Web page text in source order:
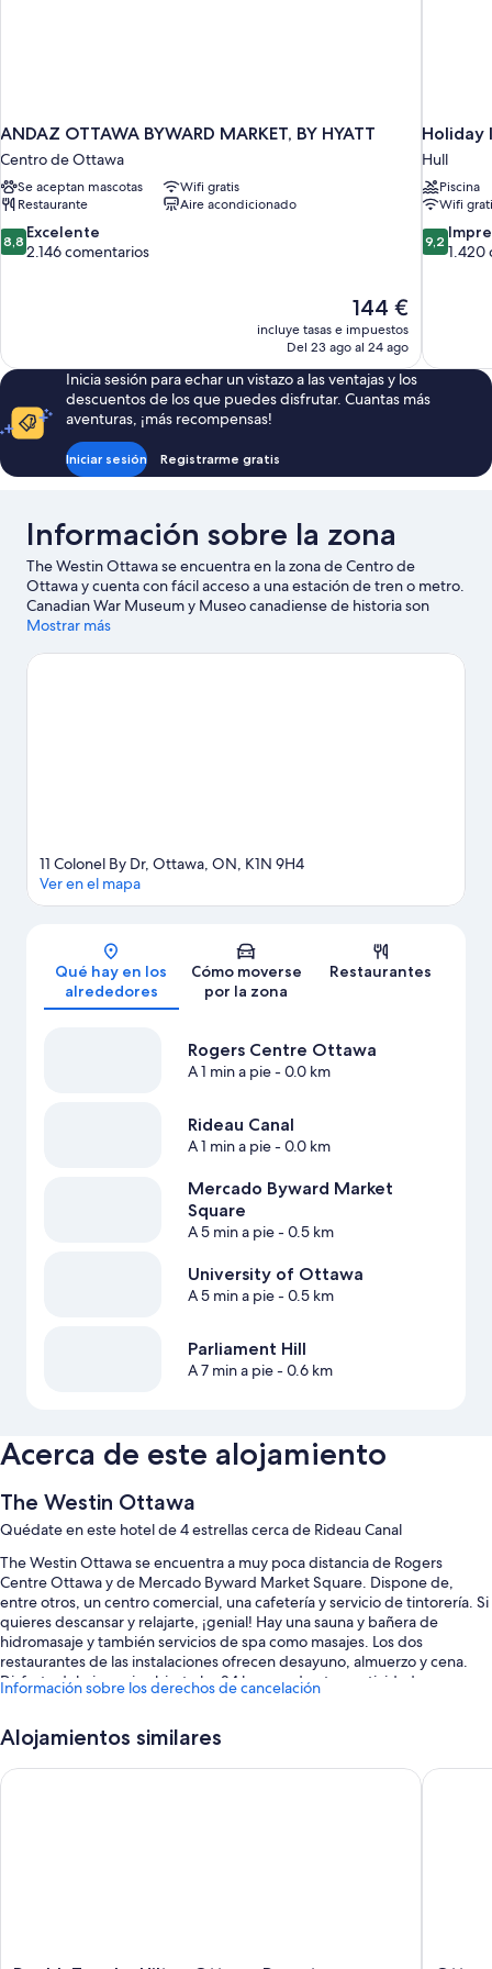
ANDAZ OTTAWA BYWARD MARKET, BY HYATT
Centro de Ottawa
Se aceptan mascotas
Wifi gratis
Restaurante
Aire acondicionado
8.8
sobre
8,8 Excelente
2.146 comentarios
El
precio
actual
de
144 €
144 €
incluye tasas e impuestos
Del 23 ago al 24 ago
Holiday
Hull
Piscina
Wifi
9.2
sobre
9,2
1.420
Inicia sesión para echar un vistazo a las ventajas y los
descuentos de los que puedes disfrutar. Cuantas más
aventuras, ¡más recompensas!
Iniciar sesión Registrarme gratis
Información sobre la zona
The Westin Ottawa se encuentra en la zona de Centro de
Ottawa y cuenta con fácil acceso a una estación de tren o metro.
Canadian War Museum y Museo canadiense de historia son
lugares de visita obligada para los aficionados a la cultura; si lo
Square. También merece la pena acercarse a Rideau Canal y
Mostrar más
Mapa
11 Colonel By Dr, Ottawa, ON, K1N 9H4
Ver en el mapa
Qué hay en los
alrededores
Cómo moverse
por la zona
Restaurantes
Rogers Centre Ottawa
A 1 min a pie- 0.0 km
Rideau Canal
A 1 min a pie- 0.0 km
Mercado Byward Market
Square
A 5 min a pie- 0.5 km
University of Ottawa
A 5 min a pie- 0.5 km
Parliament Hill
A 7 min a pie- 0.6 km
Acerca de este alojamiento
The Westin Ottawa
Quédate en este hotel de 4 estrellas cerca de Rideau Canal
The Westin Ottawa se encuentra a muy poca distancia de Rogers
Centre Ottawa y de Mercado Byward Market Square. Dispone de,
entre otros, un centro comercial, una cafetería y servicio de tintorería. Si
quieres descansar y relajarte, ¡genial! Hay una sauna y bañera de
hidromasaje y también servicios de spa como masajes. Los dos
restaurantes de las instalaciones ofrecen desayuno, almuerzo y cena.
Disfruta del gimnasio abierto las 24 horas y de otras actividades como,
de negocios 24 h.
También hay otros servicios, como:
Información sobre los derechos de cancelación
Alojamientos similares
DoubleTree by Hilton Ottawa Downtown Ottawa